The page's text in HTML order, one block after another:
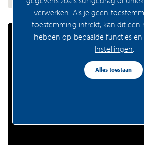
verwerken. Als je geen
toestemming intrekt, kan dit een
hebben op bepaalde functies
Instellingen.
Alles toestaan